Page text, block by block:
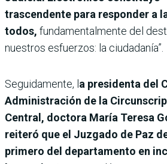
trascendente para responder a
todos, fundamentalmente del
nuestros esfuerzos: la ciudadanía”.
Seguidamente, la presidenta del
Administración de la
Central, doctora María Teresa
reiteró que el Juzgado de Paz
primero del departamento en